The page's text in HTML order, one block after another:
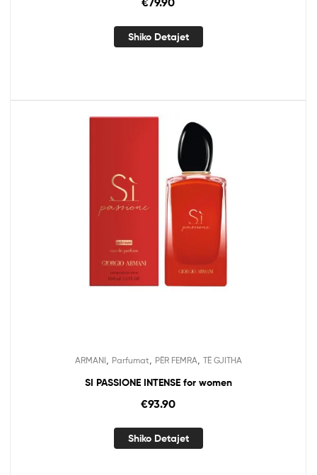
Shiko Detajet
ARMANI Parfumat PËR FEMRA TË GJITHA
SI PASSIONE INTENSE for women
€93.90
Shiko Detajet